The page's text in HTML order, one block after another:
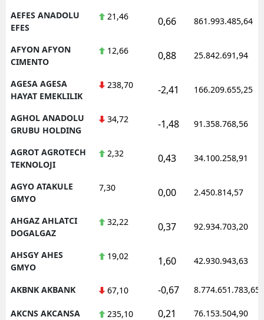
AEFES ANADOLU
EFES
21,46 0,66 861.993.485,64
AFYON AFYON
CIMENTO
12,66 0,88 25.842.691,94
AGESA AGESA
HAYAT EMEKLILIK
238,70 -2,41 166.209.655,25
AGHOL ANADOLU
GRUBU HOLDING
34,72 -1,48 91.358.768,56
AGROT AGROTECH
TEKNOLOJI
2,32 0,43 34.100.258,91
AGYO ATAKULE
GMYO
7,30 0,00 2.450.814,57
AHGAZ AHLATCI
DOGALGAZ
32,22 0,37 92.934.703,20
AHSGY AHES
GMYO
19,02 1,60 42.930.943,63
AKBNK AKBANK 67,10 -0,67 8.774.651.783,65
AKCNS AKCANSA 235,10 0,21 76.153.504,90